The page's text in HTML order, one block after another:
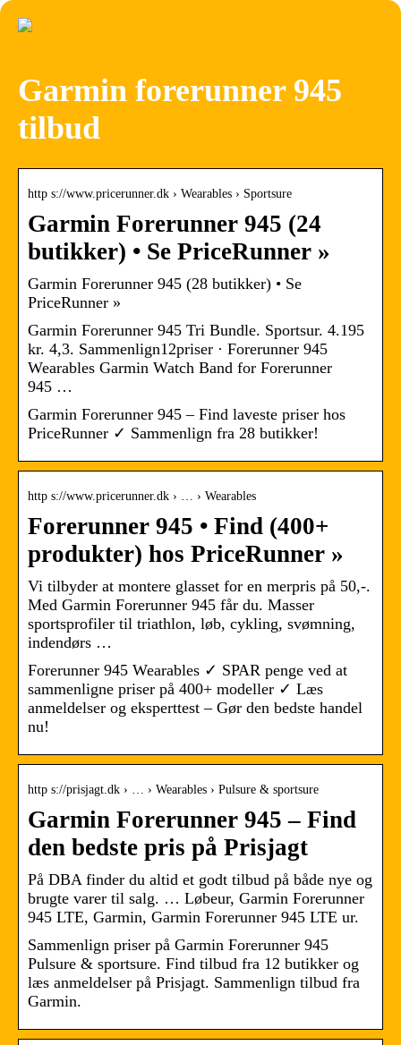
Garmin forerunner 945
tilbud
http s://www.pricerunner.dk › Wearables › Sportsure
Garmin Forerunner 945 (24
butikker) • Se PriceRunner »
Garmin Forerunner 945 (28 butikker) • Se
PriceRunner »
Garmin Forerunner 945 Tri Bundle. Sportsur. 4.195
kr. 4,3. Sammenlign12priser · Forerunner 945
Wearables Garmin Watch Band for Forerunner
945 …
Garmin Forerunner 945 – Find laveste priser hos
PriceRunner ✓ Sammenlign fra 28 butikker!
http s://www.pricerunner.dk › … › Wearables
Forerunner 945 • Find (400+
produkter) hos PriceRunner »
Vi tilbyder at montere glasset for en merpris på 50,-.
Med Garmin Forerunner 945 får du. Masser
sportsprofiler til triathlon, løb, cykling, svømning,
indendørs …
Forerunner 945 Wearables ✓ SPAR penge ved at
sammenligne priser på 400+ modeller ✓ Læs
anmeldelser og eksperttest – Gør den bedste handel
nu!
http s://prisjagt.dk › … › Wearables › Pulsure & sportsure
Garmin Forerunner 945 – Find
den bedste pris på Prisjagt
På DBA finder du altid et godt tilbud på både nye og
brugte varer til salg. … Løbeur, Garmin Forerunner
945 LTE, Garmin, Garmin Forerunner 945 LTE ur.
Sammenlign priser på Garmin Forerunner 945
Pulsure & sportsure. Find tilbud fra 12 butikker og
læs anmeldelser på Prisjagt. Sammenlign tilbud fra
Garmin.